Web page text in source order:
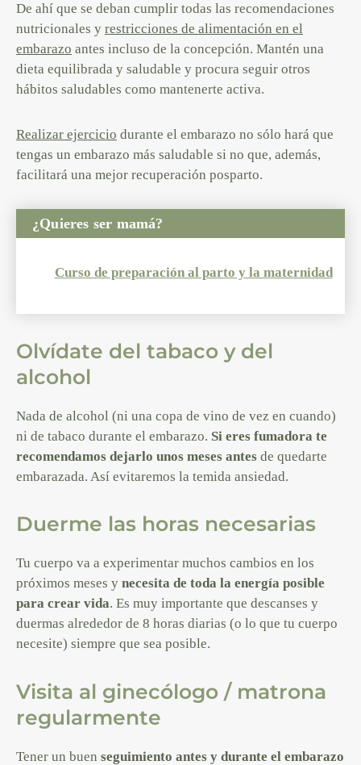
De ahí que se deban cumplir todas las recomendaciones
nutricionales y restricciones de alimentación en el
embarazo antes incluso de la concepción. Mantén una
dieta equilibrada y saludable y procura seguir otros
hábitos saludables como mantenerte activa.
Realizar ejercicio durante el embarazo no sólo hará que
tengas un embarazo más saludable si no que, además,
facilitará una mejor recuperación posparto.
¿Quieres ser mamá?
Curso de preparación al parto y la maternidad
Olvídate del tabaco y del
alcohol
Nada de alcohol (ni una copa de vino de vez en cuando)
ni de tabaco durante el embarazo. Si eres fumadora te
recomendamos dejarlo unos meses antes de quedarte
embarazada. Así evitaremos la temida ansiedad.
Duerme las horas necesarias
Tu cuerpo va a experimentar muchos cambios en los
próximos meses y necesita de toda la energía posible
para crear vida. Es muy importante que descanses y
duermas alrededor de 8 horas diarias (o lo que tu cuerpo
necesite) siempre que sea posible.
Visita al ginecólogo / matrona
regularmente
Tener un buen seguimiento antes y durante el embarazo